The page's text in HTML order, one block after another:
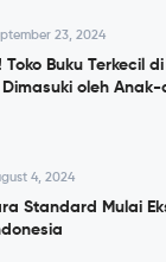
23, 2024
Toko Buku Terkecil
Dimasuki oleh
4, 2024
Standard Mulai